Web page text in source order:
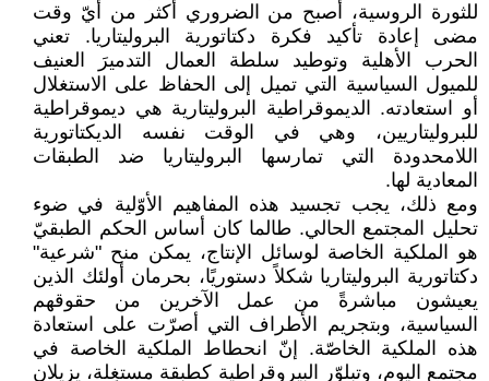
‏للثورة الروسية، أصبح من الضروري أكثر من أيّ وقت
مضى إعادة تأكيد فكرة دكتاتورية البروليتاريا. تعني
‏الحرب الأهلية وتوطيد سلطة العمال التدميرَ العنيف
للميول السياسية التي تميل إلى الحفاظ على ‏الاستغلال
أو استعادته. الديموقراطية البروليتارية هي ديموقراطية
للبروليتاريين، وهي في الوقت نفسه ‏الديكتاتورية
اللامحدودة التي تمارسها البروليتاريا ضد الطبقات
المعادية لها‎.‎
ومع ذلك، يجب تجسيد هذه المفاهيم الأوّلية في ضوء
تحليل المجتمع الحالي. طالما كان أساس الحكم ‏الطبقيّ
هو الملكية الخاصة لوسائل الإنتاج، يمكن منح "شرعية"
دكتاتورية البروليتاريا شكلاً دستوريًا، ‏بحرمان أولئك الذين
يعيشون مباشرةً من عمل الآخرين من حقوقهم
السياسية، وبتجريم الأطراف التي ‏أصرّت على استعادة
هذه الملكية الخاصّة. إنّ انحطاط الملكية الخاصة في
مجتمع اليوم، وتبلوّر ‏البيروقراطية كطبقة مستغِلة، يزيلان